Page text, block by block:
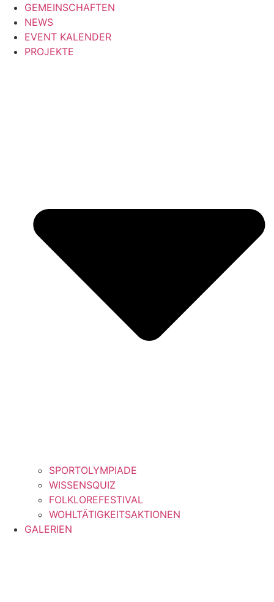
GEMEINSCHAFTEN
NEWS
EVENT KALENDER
PROJEKTE
SPORTOLYMPIADE
WISSENSQUIZ
FOLKLOREFESTIVAL
WOHLTÄTIGKEITSAKTIONEN
GALERIEN